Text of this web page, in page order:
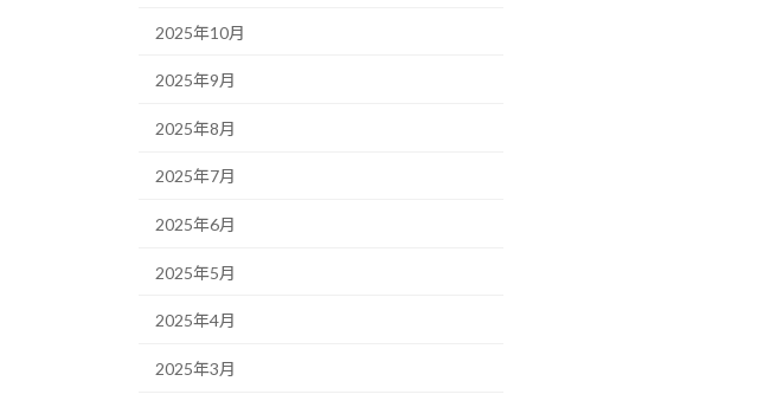
2025年10月
2025年9月
2025年8月
2025年7月
2025年6月
2025年5月
2025年4月
2025年3月